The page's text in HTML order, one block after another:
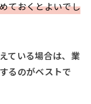
ておくとよいでし
ている場合は、業
るのがベストで